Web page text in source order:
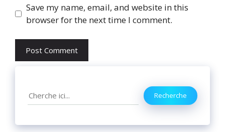
Website
Save my name, email, and website in this
browser for the next time I comment.
Search Recherche